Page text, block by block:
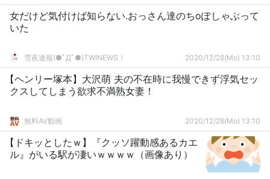
女だけど気付けば知らない.おっさん達のちoぽしゃぶって
いた
雪夜速報(●ﾟДﾟ●)TWINEWS！ 2020/12/28(Mo) 13:10
【ヘンリー塚本】大沢萌 夫の不在時に我慢できず浮気セッ
クスしてしまう欲求不満熟女妻！
無料AV動画 2020/12/28(Mo) 13:10
【ドキッとしたｗ】『クッソ躍動感あるカエ
ル』がいる駅が凄いｗｗｗｗ（画像あり）